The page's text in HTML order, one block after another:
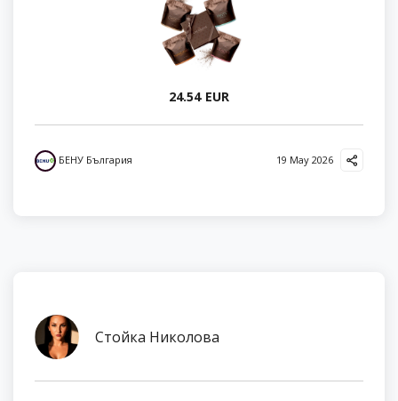
24.54 EUR
БЕНУ България 19 May 2026
Стойка Николова